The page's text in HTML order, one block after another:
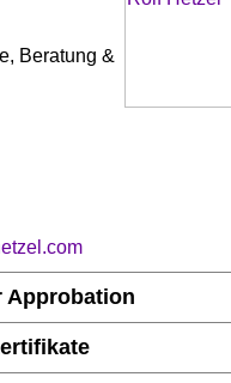
Beratung &
Approbation